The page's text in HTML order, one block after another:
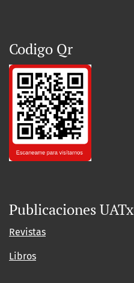
Codigo Qr
Publicaciones UATx
Revistas
Libros